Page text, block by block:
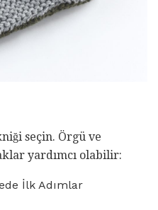
seçin. Örgü ve
yardımcı olabilir:
İlk Adımlar